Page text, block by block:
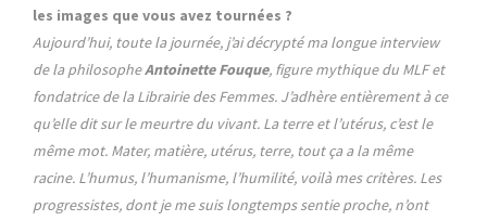
les images que vous avez tournées ?
Aujourd’hui, toute la journée, j’ai décrypté ma longue interview
de la philosopheAntoinette Fouque, figure mythique du MLF et
fondatrice de la Librairie des Femmes. J’adhère entièrement à ce
qu’elle dit sur le meurtre du vivant. La terre et l’utérus, c’est le
même mot. Mater, matière, utérus, terre, tout ça a la même
racine. L’humus, l’humanisme, l’humilité, voilà mes critères. Les
progressistes, dont je me suis longtemps sentie proche, n’ont